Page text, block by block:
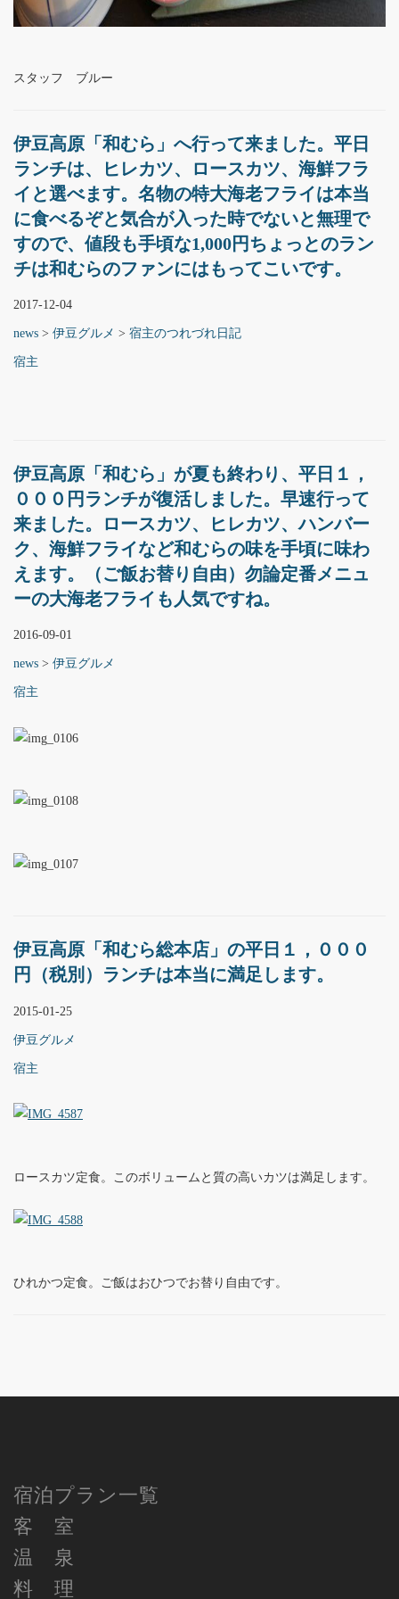
スタッフ ブルー
伊豆高原「和むら」へ行って来ました。平日
ランチは、ヒレカツ、ロースカツ、海鮮フラ
イと選べます。名物の特大海老フライは本当
に食べるぞと気合が入った時でないと無理で
すので、値段も手頃な1,000円ちょっとのラン
チは和むらのファンにはもってこいです。
2017-12-04
news > 伊豆グルメ > 宿主のつれづれ日記
宿主
伊豆高原「和むら」が夏も終わり、平日１，
０００円ランチが復活しました。早速行って
来ました。ロースカツ、ヒレカツ、ハンバー
ク、海鮮フライなど和むらの味を手頃に味わ
えます。（ご飯お替り自由）勿論定番メニュ
ーの大海老フライも人気ですね。
2016-09-01
news > 伊豆グルメ
宿主
伊豆高原「和むら総本店」の平日１，０００
円（税別）ランチは本当に満足します。
2015-01-25
伊豆グルメ
宿主
ロースカツ定食。このボリュームと質の高いカツは満足します。
ひれかつ定食。ご飯はおひつでお替り自由です。
宿泊プラン一覧
客 室
温 泉
料 理